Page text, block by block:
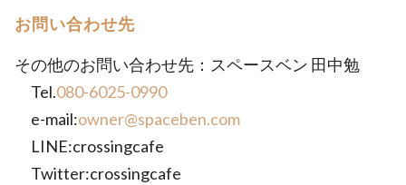
お問い合わせ先
その他のお問い合わせ先：スペースベン 田中勉
Tel.080-6025-0990
e-mail:owner@spaceben.com
LINE:crossingcafe
Twitter:crossingcafe